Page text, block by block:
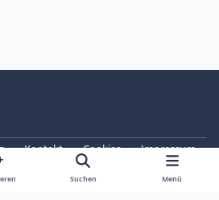
Kontakt Cookies
Impressum
e. V.
Powered by Invision Community
Suchen Menü